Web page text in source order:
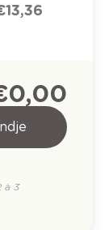
13,36
0,00
à 3